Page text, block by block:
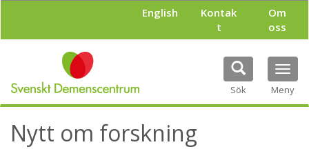
l
English
Kontak
t
Om
oss
Sök Meny
Nytt om forskning